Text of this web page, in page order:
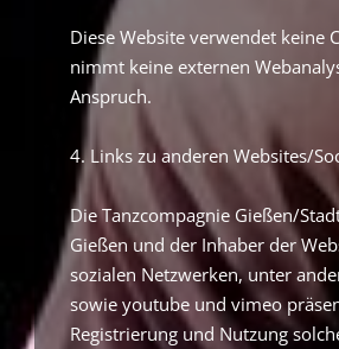
Diese Website verwendet keine
nimmt keine externen
Anspruch.
4. Links zu anderen Websites/
Die Tanzcompagnie Gießen/
Gießen und der Inhaber der
sozialen Netzwerken, unter
sowie youtube und vimeo
Registrierung und Nutzung